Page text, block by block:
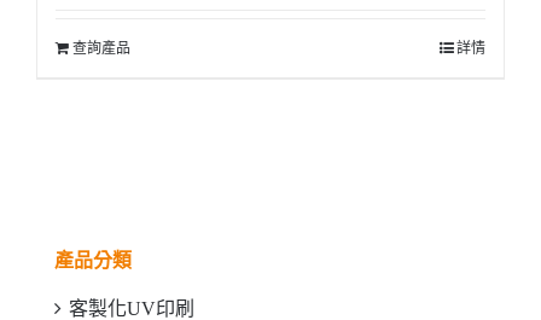
查詢產品 詳情
產品分類
客製化UV印刷